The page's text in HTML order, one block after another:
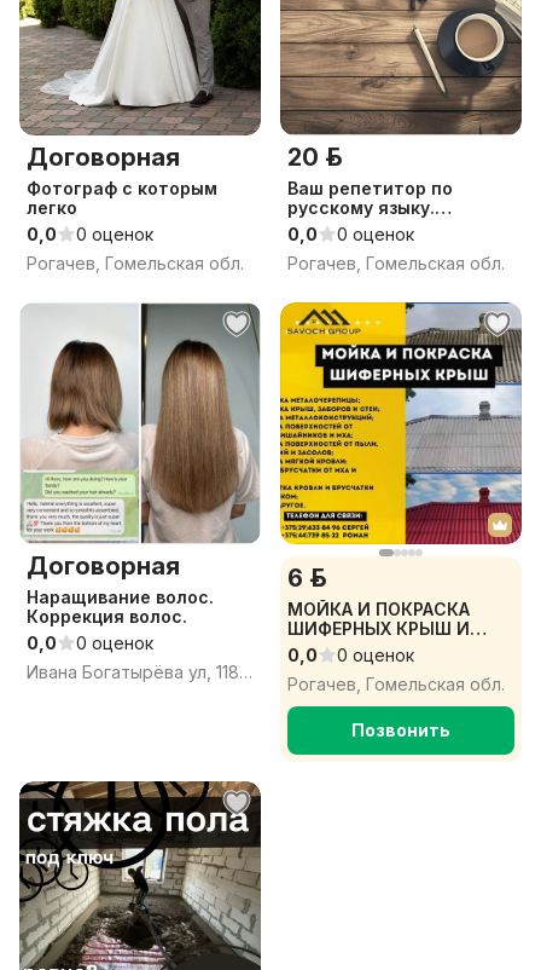
Договорная
Фотограф с которым
легко
0,0
0 оценок
Рогачев, Гомельская обл.
20 р.
Ваш репетитор по
русскому языку.
Подготовка к ЦТ
0,0
0 оценок
Рогачев, Гомельская обл.
Договорная
Наращивание волос.
Коррекция волос.
0,0
0 оценок
Ивана Богатырёва ул, 118, Рогачёв, Рогачёвский район, Гомельская область
6 р.
МОЙКА И ПОКРАСКА
ШИФЕРНЫХ КРЫШ И
ФАСАДОВ
0,0
0 оценок
Рогачев, Гомельская обл.
Позвонить